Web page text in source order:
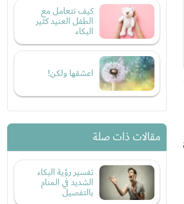
كيف نتعامل مع
الطفل العنيد كثير
البكاء
اعشقها ولكن!
مقالات ذات صلة
تفسير رؤية البكاء
الشديد في المنام
بالتفصيل